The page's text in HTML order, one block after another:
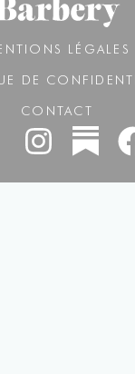
LÉGALES
DE
CONTACT